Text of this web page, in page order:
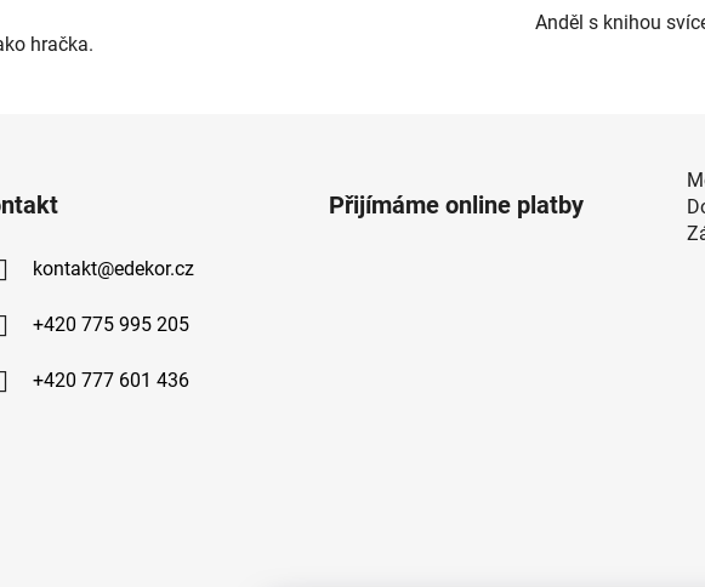
hračka.
Anděl s knihou
kontakt@edekor.cz
+420 775 995 205
+420 777 601 436
Přijímáme online platby